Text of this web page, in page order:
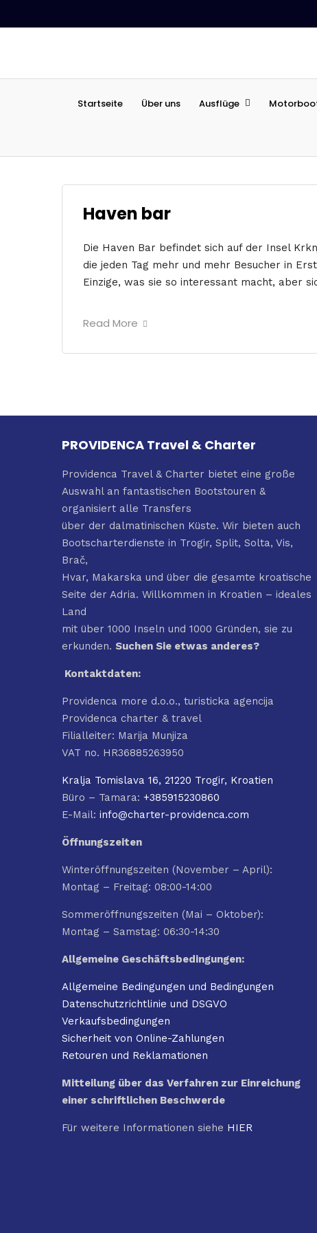
Startseite Über uns Ausflüge
Haven bar
Die Haven Bar befindet sich auf der Insel
die jeden Tag mehr und mehr Besucher in
Einzige, was sie so interessant macht, aber
Read More
PROVIDENCA Travel & Charter
Providenca Travel & Charter bietet eine große
Auswahl an fantastischen Bootstouren &
organisiert alle Transfers
über der dalmatinischen Küste. Wir bieten auch
Bootscharterdienste in Trogir, Split, Solta, Vis,
Brač,
Hvar, Makarska und über die gesamte kroatische
Seite der Adria. Willkommen in Kroatien – ideales
Land
mit über 1000 Inseln und 1000 Gründen, sie zu
erkunden. Suchen Sie etwas anderes?
Kontaktdaten:
Providenca more d.o.o., turisticka agencija
Providenca charter & travel
Filialleiter: Marija Munjiza
VAT no. HR36885263950
Kralja Tomislava 16, 21220 Trogir, Kroatien
Büro – Tamara: +385915230860
E-Mail: info@charter-providenca.com
Öffnungszeiten
Winteröffnungszeiten (November – April):
Montag – Freitag: 08:00-14:00
Sommeröffnungszeiten (Mai – Oktober):
Montag – Samstag: 06:30-14:30
Allgemeine Geschäftsbedingungen:
Allgemeine Bedingungen und Bedingungen
Datenschutzrichtlinie und DSGVO
Verkaufsbedingungen
Sicherheit von Online-Zahlungen
Retouren und Reklamationen
Mitteilung über das Verfahren zur Einreichung
einer schriftlichen Beschwerde
Für weitere Informationen siehe HIER